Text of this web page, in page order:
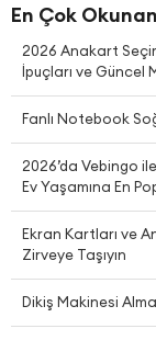
En Çok
2026 Anakart
İpuçları ve Güncel
Fanlı Notebook
2026’da Vebingo
Ev Yaşamına En
Ekran Kartları ve
Zirveye Taşıyın
Dikiş Makinesi